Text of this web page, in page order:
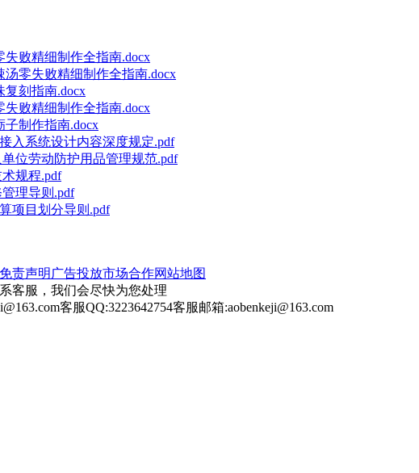
败精细制作全指南.docx
零失败精细制作全指南.docx
刻指南.docx
败精细制作全指南.docx
制作指南.docx
入系统设计内容深度规定.pdf
位劳动防护用品管理规范.pdf
规程.pdf
理导则.pdf
项目划分导则.pdf
免责声明 广告投放市场合作网站地图
客服，我们会尽快为您处理
客服QQ:3223642754客服邮箱:aobenkeji@163.com